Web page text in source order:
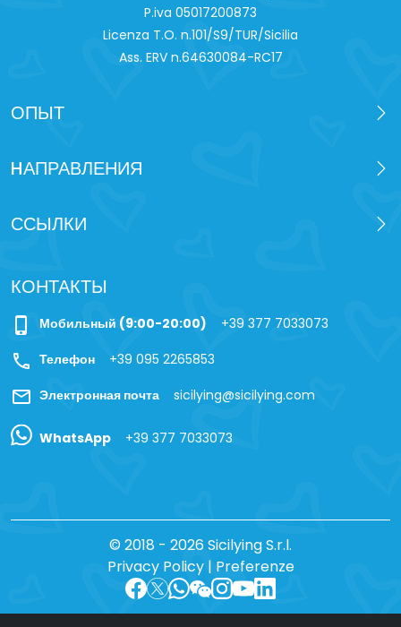
P.iva 0‍5017200873
Licenza T.O. n.101/S9/TUR/Sicilia
Ass. ERV n.64630084-RC17
ОПЫТ
HАПРАВЛЕНИЯ
ССЫЛКИ
КОНТАКТЫ
phone_iphone Мобильный (9:00-20:00) +39 377 7033073
call Телефон +39 095 2265853
mail Электронная почта sicilying@sicilying.com
WhatsApp +39 377 7033073
© 2018 - 2026 Sicilying S.r.l.
Privacy Policy| Preferenze